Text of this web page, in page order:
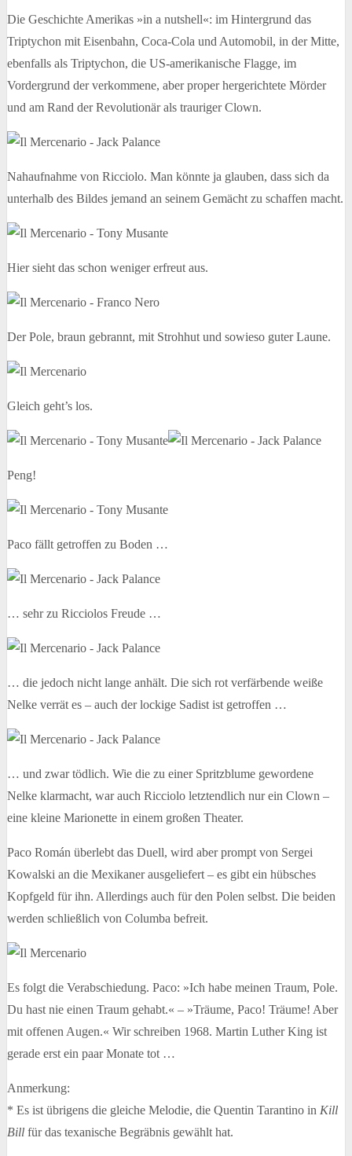
Die Geschichte Amerikas »in a nutshell«: im Hintergrund das
Triptychon mit Eisenbahn, Coca-Cola und Automobil, in der Mitte,
ebenfalls als Triptychon, die US-amerikanische Flagge, im
Vordergrund der verkommene, aber proper hergerichtete Mörder
und am Rand der Revolutionär als trauriger Clown.
Nahaufnahme von Ricciolo. Man könnte ja glauben, dass sich da
unterhalb des Bildes jemand an seinem Gemächt zu schaffen macht.
Hier sieht das schon weniger erfreut aus.
Der Pole, braun gebrannt, mit Strohhut und sowieso guter Laune.
Gleich geht’s los.
Peng!
Paco fällt getroffen zu Boden …
… sehr zu Ricciolos Freude …
… die jedoch nicht lange anhält. Die sich rot verfärbende weiße
Nelke verrät es – auch der lockige Sadist ist getroffen …
… und zwar tödlich. Wie die zu einer Spritzblume gewordene
Nelke klarmacht, war auch Ricciolo letztendlich nur ein Clown –
eine kleine Marionette in einem großen Theater.
Paco Román überlebt das Duell, wird aber prompt von Sergei
Kowalski an die Mexikaner ausgeliefert – es gibt ein hübsches
Kopfgeld für ihn. Allerdings auch für den Polen selbst. Die beiden
werden schließlich von Columba befreit.
Es folgt die Verabschiedung. Paco: »Ich habe meinen Traum, Pole.
Du hast nie einen Traum gehabt.« – »Träume, Paco! Träume! Aber
mit offenen Augen.« Wir schreiben 1968. Martin Luther King ist
gerade erst ein paar Monate tot …
Anmerkung:
* Es ist übrigens die gleiche Melodie, die Quentin Tarantino in Kill
Bill für das texanische Begräbnis gewählt hat.